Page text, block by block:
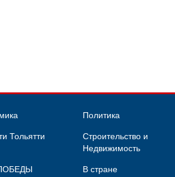
Политика
Тольятти
Строительство и
Недвижимость
В стране